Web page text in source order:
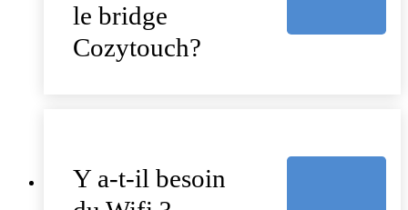
le bridge
Cozytouch?
Y a-t-il besoin